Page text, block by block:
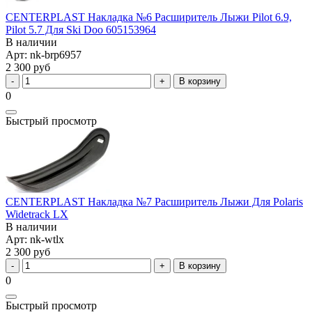
CENTERPLAST Накладка №6 Расширитель Лыжи Pilot 6.9,
Pilot 5.7 Для Ski Doo 605153964
В наличии
Арт: nk-brp6957
2 300 руб
В корзину
0
Быстрый просмотр
CENTERPLAST Накладка №7 Расширитель Лыжи Для Polaris
Widetrack LX
В наличии
Арт: nk-wtlx
2 300 руб
В корзину
0
Быстрый просмотр